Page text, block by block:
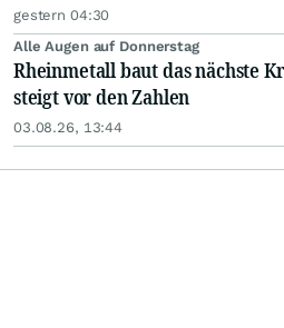
gestern 04:30
Alle Augen auf Donnerstag
Rheinmetall baut das nächste
steigt vor den Zahlen
03.08.26, 13:44